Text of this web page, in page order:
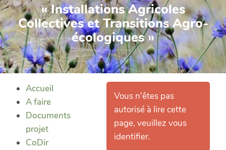
« Installations Agricoles
Collectives et Transitions Agro-
écologiques »
Accueil
A faire
Documents
projet
CoDir
Vous n'êtes pas
autorisé à lire cette
page, veuillez vous
identifier.